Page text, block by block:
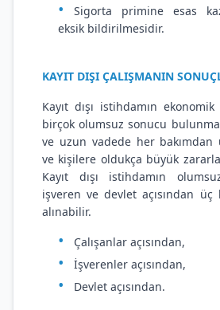
Sigorta primine esas
eksik bildirilmesidir.
KAYIT DIŞI ÇALIŞMANIN
Kayıt dışı istihdamın
birçok olumsuz sonucu
ve uzun vadede her bakımdan
ve kişilere oldukça büyük
Kayıt dışı istihdamın
işveren ve devlet açısından üç
alınabilir.
Çalışanlar açısından,
İşverenler açısından,
Devlet açısından.